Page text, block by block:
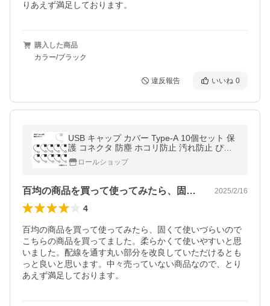
りあえず満足しております。
購入した商品
カラー/ブラック
違反報告 いいね 0
USB キャップ カバー Type-A 10個セット 保
護 コネクタ 防塵 ホコリ防止 汚れ防止 ぴっ
たりロールショップ
百均の商品を買って使ってみたら、固くて… 2025/2/16
4
百均の商品を買って使ってみたら、固くて使いづらいので
こちらの商品を買ってました。柔らかくて使いやすいと思
いました。配線を通す丸い部分を改良していただけるとも
っと良いと思います。中々売っていない商品なので、とり
あえず満足しております。